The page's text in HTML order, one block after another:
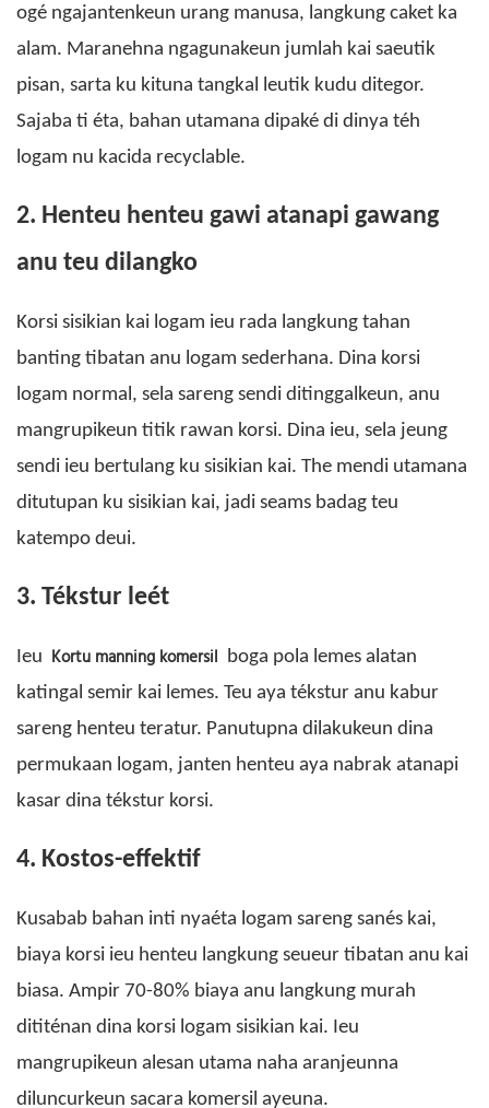
ogé ngajantenkeun urang manusa, langkung caket ka
alam. Maranehna ngagunakeun jumlah kai saeutik
pisan, sarta ku kituna tangkal leutik kudu ditegor.
Sajaba ti éta, bahan utamana dipaké di dinya téh
logam nu kacida recyclable.
2. Henteu henteu gawi atanapi gawang
anu teu dilangko
Korsi sisikian kai logam ieu rada langkung tahan
banting tibatan anu logam sederhana. Dina korsi
logam normal, sela sareng sendi ditinggalkeun, anu
mangrupikeun titik rawan korsi. Dina ieu, sela jeung
sendi ieu bertulang ku sisikian kai. The mendi utamana
ditutupan ku sisikian kai, jadi seams badag teu
katempo deui.
3. Tékstur leét
Ieu Kortu manning komersil boga pola lemes alatan
katingal semir kai lemes. Teu aya tékstur anu kabur
sareng henteu teratur. Panutupna dilakukeun dina
permukaan logam, janten henteu aya nabrak atanapi
kasar dina tékstur korsi.
4. Kostos-effektif
Kusabab bahan inti nyaéta logam sareng sanés kai,
biaya korsi ieu henteu langkung seueur tibatan anu kai
biasa. Ampir 70-80% biaya anu langkung murah
dititénan dina korsi logam sisikian kai. Ieu
mangrupikeun alesan utama naha aranjeunna
diluncurkeun sacara komersil ayeuna.